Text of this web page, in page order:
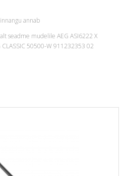
annab
seadme mudelile AEG ASI6222 X
50500-W 911232353 02